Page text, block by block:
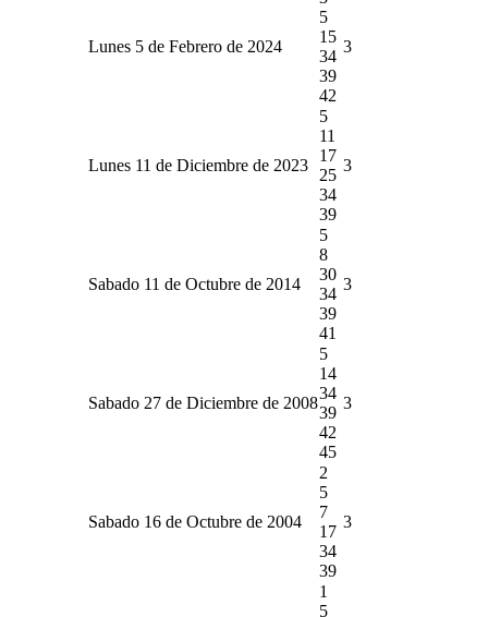
Lunes 5 de Febrero de 2024
5
15
34
39
42
3
Lunes 11 de Diciembre de 2023
5
11
17
25
34
39
3
Sabado 11 de Octubre de 2014
5
8
30
34
39
41
3
Sabado 27 de Diciembre de 2008
5
14
34
39
42
45
3
Sabado 16 de Octubre de 2004
2
5
7
17
34
39
3
1
5